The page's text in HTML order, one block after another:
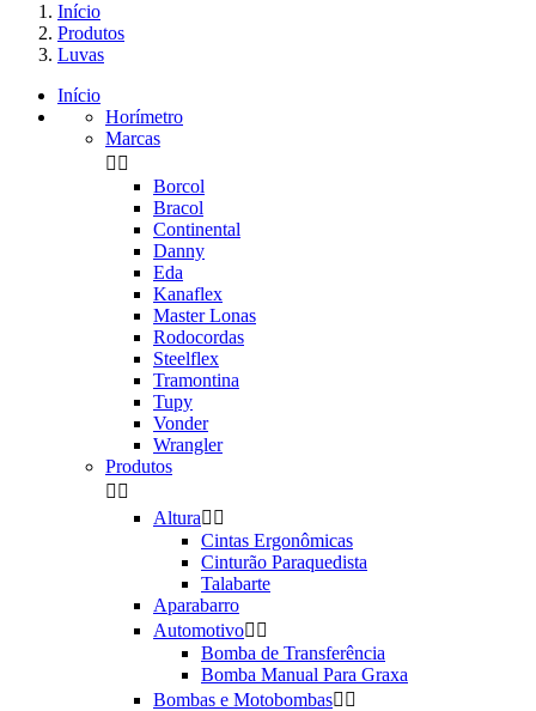
Início
Produtos
Luvas
Início
Horímetro
Marcas
 
Borcol
Bracol
Continental
Danny
Eda
Kanaflex
Master Lonas
Rodocordas
Steelflex
Tramontina
Tupy
Vonder
Wrangler
Produtos
 
Altura 
Cintas Ergonômicas
Cinturão Paraquedista
Talabarte
Aparabarro
Automotivo 
Bomba de Transferência
Bomba Manual Para Graxa
Bombas e Motobombas 